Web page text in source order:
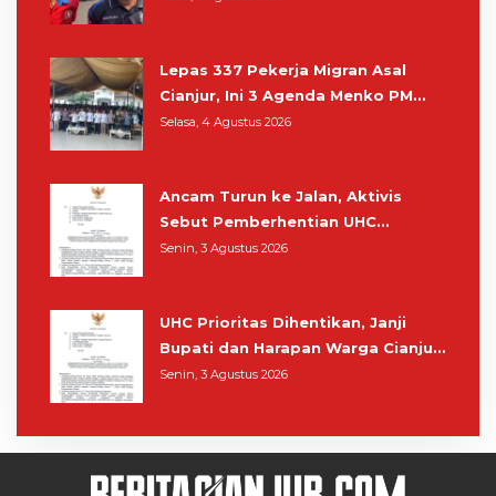
Lepas 337 Pekerja Migran Asal
Cianjur, Ini 3 Agenda Menko PM
Muhaimin di Kota Santri
Selasa, 4 Agustus 2026
Ancam Turun ke Jalan, Aktivis
Sebut Pemberhentian UHC
Prioritas Rampas Hak Hidup
Senin, 3 Agustus 2026
UHC Prioritas Dihentikan, Janji
Bupati dan Harapan Warga Cianjur
Berobat Gratis Cukup Tunjukkan
Senin, 3 Agustus 2026